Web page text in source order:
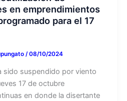
en emprendimientos
para el 17
/08/10/2024
sido suspendido por viento
17 de octubre
en donde la disertante